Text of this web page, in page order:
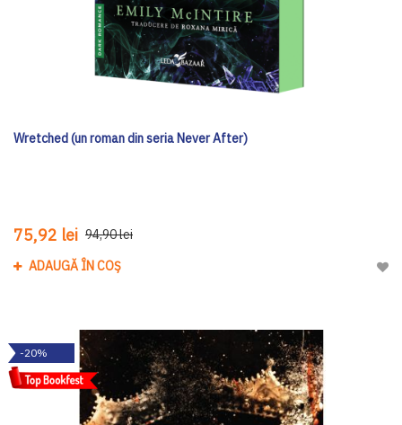
Wretched (un roman din seria Never After)
75,92 lei 94,90 lei
ADAUGĂ ÎN COȘ
-20%